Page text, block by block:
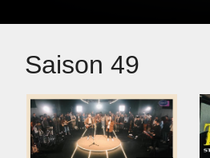
Saison 49